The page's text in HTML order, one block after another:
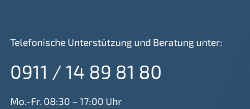
Telefonische Unterstützung und Beratung unter:
0911 / 14 89 81 80
Mo.-Fr. 08:30 – 17:00 Uhr